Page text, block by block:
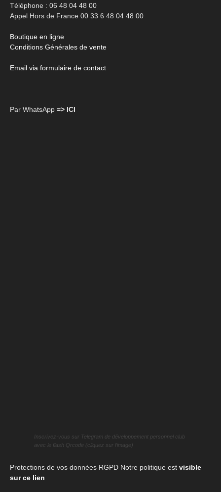
Téléphone : 06 48 04 48 00
Appel Hors de France 00 33 6 48 04 48 00
Boutique en ligne
Conditions Générales de vente
Email via formulaire de contact
Par WhatsApp => ICI
Inscrivez-vous sur Telegram de développement personnel club
avec le flash Qrcode (cliquez sur l’image)
Protections de vos données RGPD Notre politique est visible
sur ce lien